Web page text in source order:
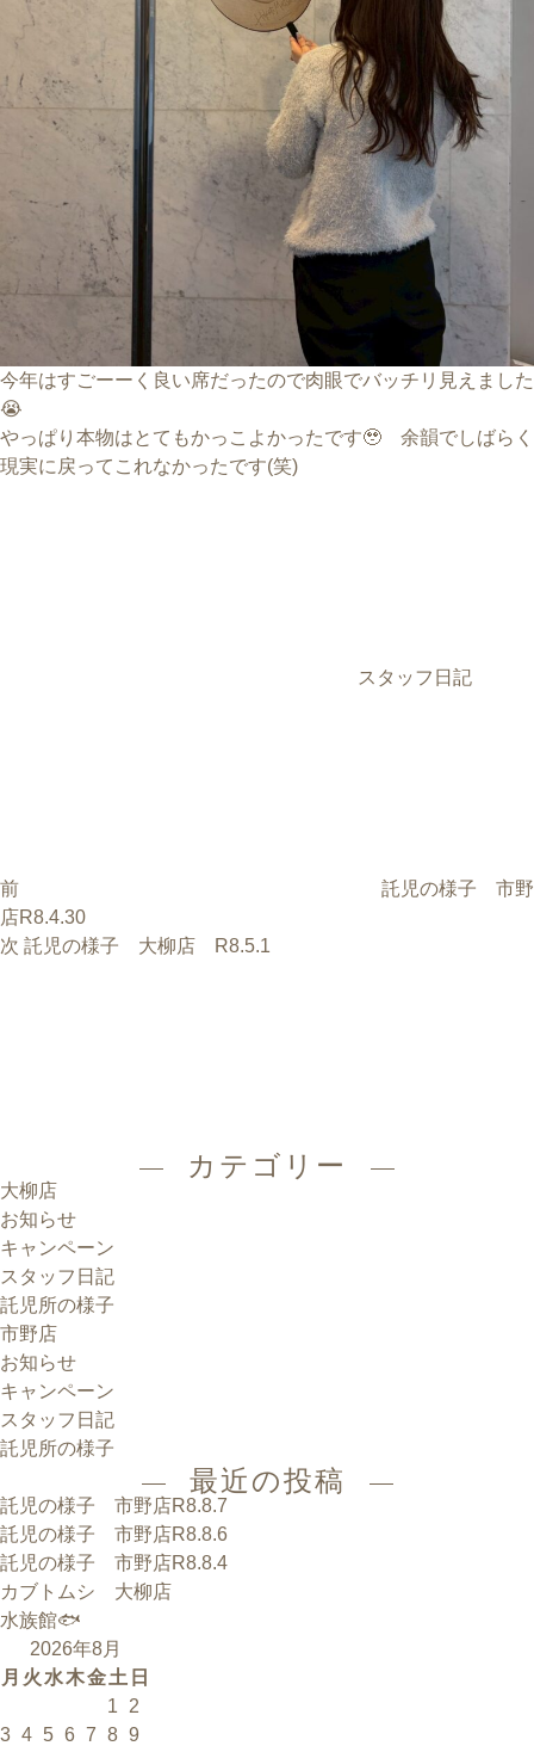
今年はすごーーく良い席だったので肉眼でバッチリ見えました
😭
やっぱり本物はとてもかっこよかったです🥹 余韻でしばらく
現実に戻ってこれなかったです(笑)
スタッフ日記
ゲ
ー
シ
ョ
前
託児の様子 市野
店R8.4.30
次
次 託児の様子 大柳店 R8.5.1
カテゴリー
大柳店
お知らせ
キャンペーン
スタッフ日記
託児所の様子
市野店
お知らせ
キャンペーン
スタッフ日記
託児所の様子
最近の投稿
託児の様子 市野店R8.8.7
託児の様子 市野店R8.8.6
託児の様子 市野店R8.8.4
カブトムシ 大柳店
水族館🐟
2026年8月
月 火 水木金土 日
1
2
3 4 5 6 7 8 9